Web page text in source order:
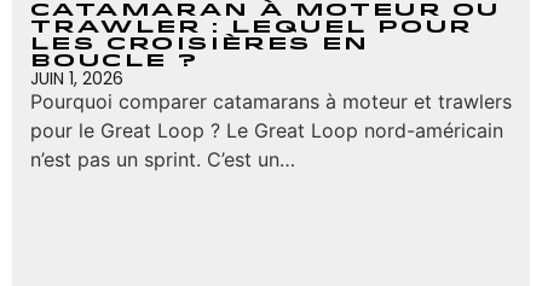
Catamaran à moteur ou
trawler : lequel pour
les croisières en
boucle ?
JUIN 1, 2026
Pourquoi comparer catamarans à moteur et trawlers
pour le Great Loop ? Le Great Loop nord-américain
n’est pas un sprint. C’est un…